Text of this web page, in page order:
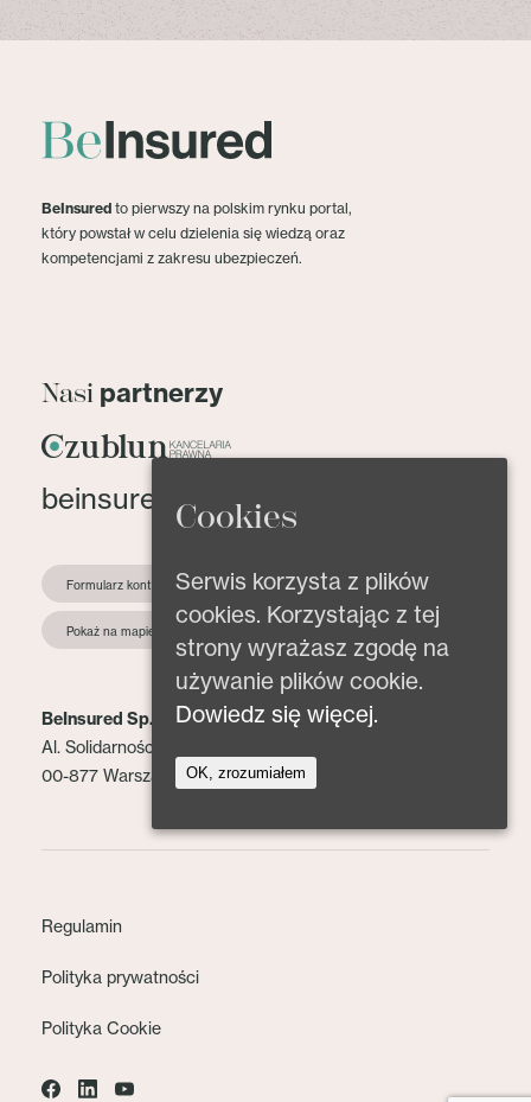
BeInsured to pierwszy na polskim rynku portal,
który powstał w celu dzielenia się wiedzą oraz
kompetencjami z zakresu ubezpieczeń.
Nasi partnerzy
beinsured@beinsured.pl
Formularz kontaktowy
Pokaż na mapie
BeInsured Sp. z o.o.
Al. Solidarności 153 lok. 2
00-877 Warszawa
Regulamin
Polityka prywatności
Polityka Cookie
Cookies
Serwis korzysta z plików
cookies. Korzystając z tej
strony wyrażasz zgodę na
używanie plików cookie.
Dowiedz się więcej.
OK, zrozumiałem